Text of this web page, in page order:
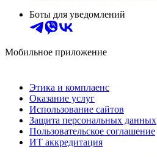
Боты для уведомлений
Мобильное приложение
Этика и комплаенс
Оказание услуг
Использование сайтов
Защита персональных данных
Пользовательское соглашение
ИТ аккредитация